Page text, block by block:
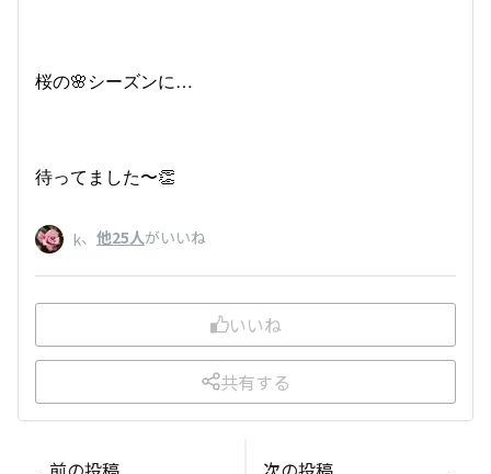
桜の🌸シーズンに…
待ってました〜👏
k、 他25人がいいね
いいね
共有する